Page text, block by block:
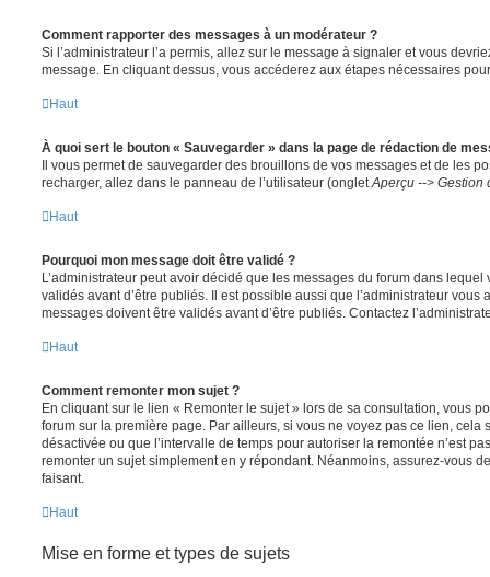
Comment rapporter des messages à un modérateur ?
Si l’administrateur l’a permis, allez sur le message à signaler et vous
message. En cliquant dessus, vous accéderez aux étapes nécessaires
Haut
À quoi sert le bouton « Sauvegarder » dans la page de rédaction de
Il vous permet de sauvegarder des brouillons de vos messages et de les
recharger, allez dans le panneau de l’utilisateur (onglet Aperçu --> Gestion
Haut
Pourquoi mon message doit être validé ?
L’administrateur peut avoir décidé que les messages du forum dans lequel
validés avant d’être publiés. Il est possible aussi que l’administrateur vous
messages doivent être validés avant d’être publiés. Contactez
Haut
Comment remonter mon sujet ?
En cliquant sur le lien « Remonter le sujet » lors de sa consultation, vous
forum sur la première page. Par ailleurs, si vous ne voyez pas ce lien, cela
désactivée ou que l’intervalle de temps pour autoriser la remontée n’est
remonter un sujet simplement en y répondant. Néanmoins, assurez-vous
faisant.
Haut
Mise en forme et types de sujets